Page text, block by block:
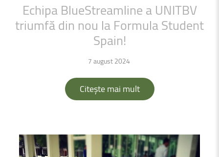
Echipa BlueStreamline a UNITBV
triumfădin nou la FormulaStudent
Spain!
7 august 2024
Citește mai mult